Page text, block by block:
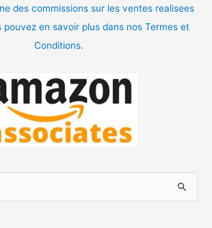
des commissions sur les ventes realisees
pouvez en savoir plus dans nos Termes et
Conditions.